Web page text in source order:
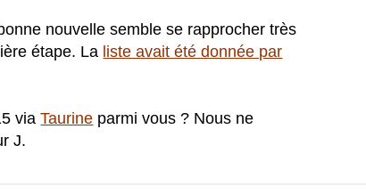
nouvelle semble se rapprocher très
étape. La liste avait été donnée par
viaTaurine parmi vous ? Nous ne
J.